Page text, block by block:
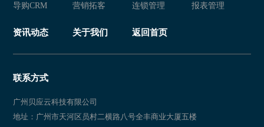
服装连锁店会员系统
服装连锁店会员管理系统
服装行业会员软件有哪些 服装行业会员软件
导购CRM
营销拓客 连锁管理 报表管理
资讯动态 关于我们 返回首页
联系方式
广州贝应云科技有限公司
地址：广州市天河区员村二横路八号全丰商业大厦五楼